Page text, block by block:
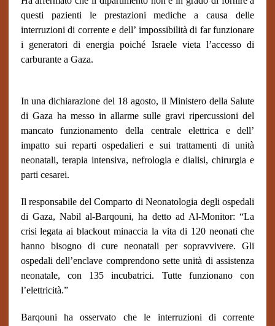
questi pazienti le prestazioni mediche a causa delle
interruzioni di corrente e dell’ impossibilità di far funzionare
i generatori di energia poiché Israele vieta l’accesso di
carburante a Gaza.
In una dichiarazione del 18 agosto, il Ministero della Salute
di Gaza ha messo in allarme sulle gravi ripercussioni del
mancato funzionamento della centrale elettrica e dell’
impatto sui reparti ospedalieri e sui trattamenti di unità
neonatali, terapia intensiva, nefrologia e dialisi, chirurgia e
parti cesarei.
Il responsabile del Comparto di Neonatologia degli ospedali
di Gaza, Nabil al-Barqouni, ha detto ad Al-Monitor: “La
crisi legata ai blackout minaccia la vita di 120 neonati che
hanno bisogno di cure neonatali per sopravvivere. Gli
ospedali dell’enclave comprendono sette unità di assistenza
neonatale, con 135 incubatrici. Tutte funzionano con
l’elettricità.”
Barqouni ha osservato che le interruzioni di corrente